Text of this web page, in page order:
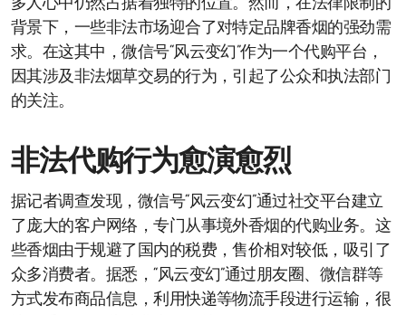
多人心中仍然占据着独特的位置。然而，在法律限制的
背景下，一些非法市场迎合了对特定品牌香烟的强劲需
求。在这其中，微信号“风云变幻”作为一个代购平台，
因其涉及非法烟草交易的行为，引起了公众和执法部门
的关注。
非法代购行为愈演愈烈
据记者调查发现，微信号“风云变幻”通过社交平台建立
了庞大的客户网络，专门从事境外香烟的代购业务。这
些香烟由于规避了国内的税费，售价相对较低，吸引了
众多消费者。据悉，“风云变幻”通过朋友圈、微信群等
方式发布商品信息，利用快递等物流手段进行运输，很